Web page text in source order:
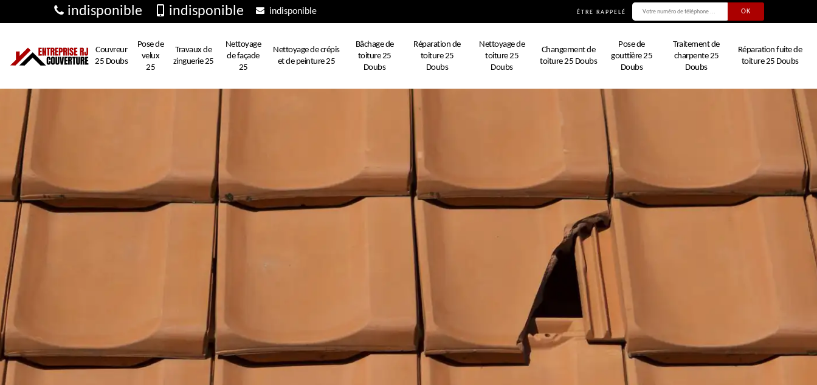
indisponible indisponible indisponible ÊTRE RAPPELÉ
Couvreur
25 Doubs
Pose de
velux
25
Travaux de
zinguerie 25
Nettoyage
de façade
25
Nettoyage de crépis
et de peinture 25
Bâchage de
toiture 25
Doubs
Réparation de
toiture 25
Doubs
Nettoyage de
toiture 25
Doubs
Changement de
toiture 25 Doubs
Pose de
gouttière 25
Doubs
Traitement de
charpente 25
Doubs
Réparation fuite de
toiture 25 Doubs